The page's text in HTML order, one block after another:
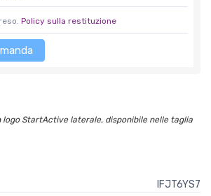
Policy sulla restituzione
logo StartActive laterale, disponibile nelle taglia
IFJT6YS7